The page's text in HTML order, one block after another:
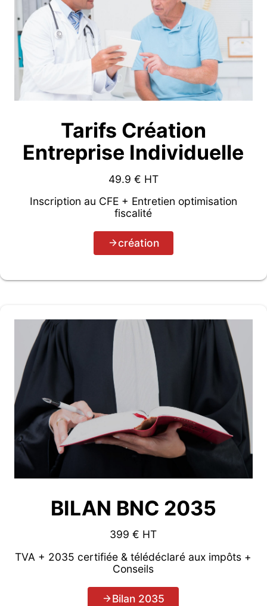
Tarifs Création
Entreprise Individuelle
49.9 € HT
Inscription au CFE + Entretien optimisation
fiscalité
création
BILAN BNC 2035
399 € HT
TVA + 2035 certifiée & télédéclaré aux impôts +
Conseils
Bilan 2035